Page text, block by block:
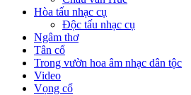
Hòa tấu nhạc cụ
Độc tấu nhạc cụ
Ngâm thơ
Tân cổ
Trong vườn hoa âm nhạc dân tộc
Video
Vọng cổ